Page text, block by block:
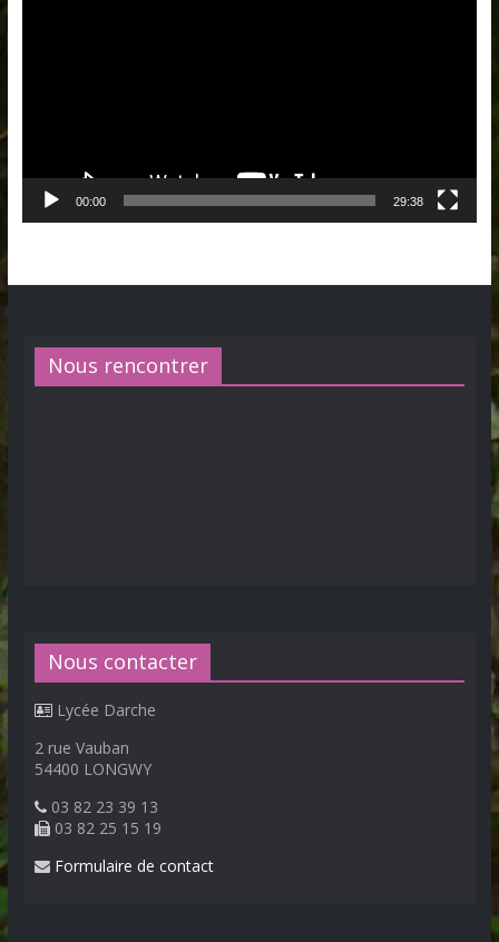
00:00 29:38
Nous rencontrer
Nous contacter
Lycée Darche
2 rue Vauban
54400 LONGWY
03 82 23 39 13
03 82 25 15 19
Formulaire de contact